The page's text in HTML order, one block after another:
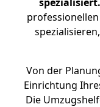
Von der
Einrichtung
Die